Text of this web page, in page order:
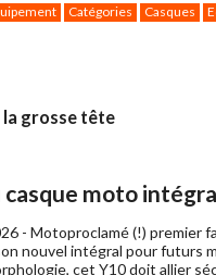
Catégories Casques
la grosse tête
casque moto
- Motoproclamé (!) premier
nouvel intégral pour futurs
cet Y10 doit allier